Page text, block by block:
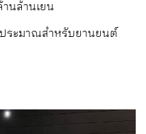
นล้านเยน
ประมาณสำหรับยานยนต์